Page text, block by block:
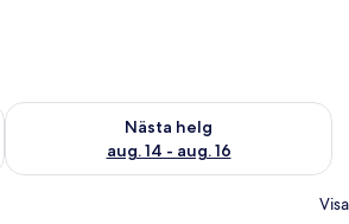
aug. 7 - aug. 9
Nästa helg
aug. 14 - aug. 16
Kontrollera tillgängligheten för nästa